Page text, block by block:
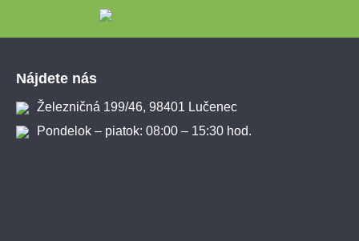
Nájdete nás
Železničná 199/46, 98401 Lučenec
Pondelok – piatok: 08:00 – 15:30 hod.